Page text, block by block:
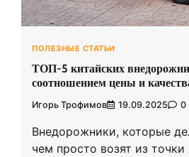
ПОЛЕЗНЫЕ СТАТЬИ
ТОП-5 китайских
соотношением цены и
Игорь Трофимов 19.09.2025 0
Внедорожники, которые
чем просто возят из